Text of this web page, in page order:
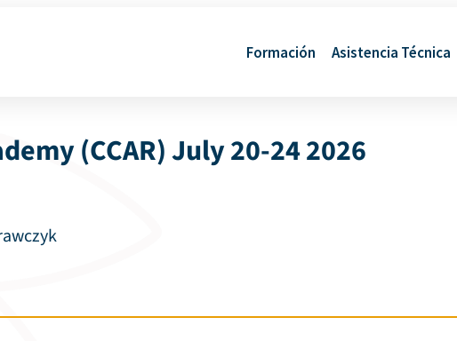
Formación Asistencia Técnica
(CCAR) July 20-24 2026